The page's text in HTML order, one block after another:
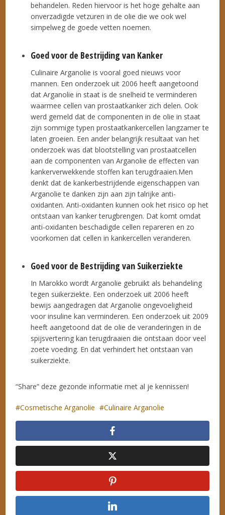
behandelen. Reden hiervoor is het hoge gehalte aan
onverzadigde vetzuren in de olie die we ook wel
simpelweg de goede vetten noemen.
Goed voor de Bestrijding van Kanker
Culinaire Arganolie is vooral goed nieuws voor
mannen. Een onderzoek uit 2006 heeft aangetoond
dat Arganolie in staat is de snelheid te verminderen
waarmee cellen van prostaatkanker zich delen. Ook
werd gemeld dat de componenten in de olie in staat
zijn sommige typen prostaatkankercellen langzamer te
laten groeien. Een ander belangrijk resultaat van het
onderzoek was dat blootstelling van prostaatcellen
aan de componenten van Arganolie de effecten van
kankerverwekkende stoffen kan terugdraaien.Men
denkt dat de kankerbestrijdende eigenschappen van
Arganolie te danken zijn aan zijn talrijke anti-
oxidanten. Anti-oxidanten kunnen ook het risico op het
ontstaan van kanker terugbrengen. Dat komt omdat
anti-oxidanten beschadigde cellen repareren en zo
voorkomen dat cellen in kankercellen veranderen.
Goed voor de Bestrijding van Suikerziekte
In Marokko wordt Arganolie gebruikt als behandeling
tegen suikerziekte. Een onderzoek uit 2006 heeft
bewijs aangedragen dat Arganolie ongevoeligheid
voor insuline kan verminderen. Een onderzoek uit 2009
heeft aangetoond dat de olie de veranderingen in de
spijsvertering kan terugdraaien die ontstaan door veel
zoete voeding. En dat verhindert het ontstaan van
suikerziekte.
“Share” deze gezonde informatie met al je kennissen!
Cosmetische Arganolie Culinaire Arganolie